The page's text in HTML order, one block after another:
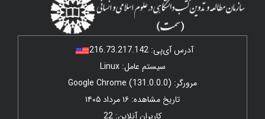
آدرس آی‌پی: 216.73.217.142
سیستم عامل: Linux
مرورگر: Google Chrome (131.0.0.0)
تاریخ مشاهده: ۱۶ مرداد ۱۴۰۵
کاربران آنلاین: 22